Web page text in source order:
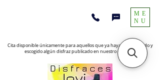
Cita disponible únicamente para aquellos que ya hayan encontrado y
escogido algún disfraz publicado en nuestro sitio web
ME
NU